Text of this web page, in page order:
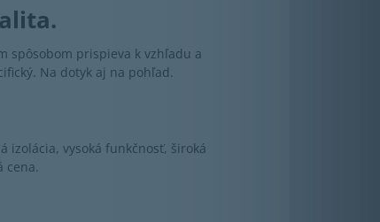
spôsobom prispieva k vzhľadu a
Na dotyk aj na pohľad.
izolácia, vysoká funkčnosť, široká
cena.